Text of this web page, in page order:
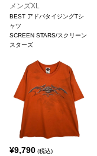
メンズXL
BEST アドバタイジングTシ
ャツ
SCREEN STARS/スクリーン
スターズ
¥9,790 (税込)